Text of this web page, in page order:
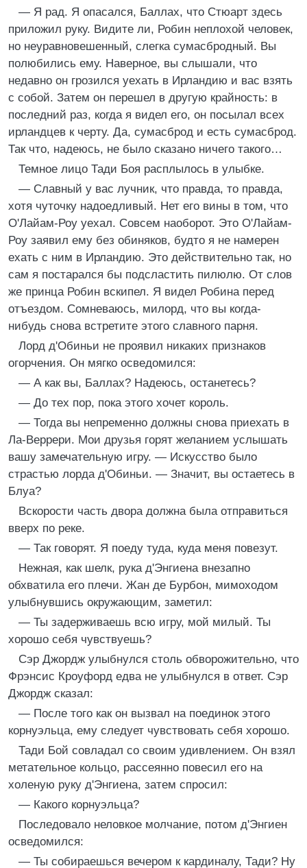
— Я рад. Я опасался, Баллах, что Стюарт здесь
приложил руку. Видите ли, Робин неплохой человек,
но неуравновешенный, слегка сумасбродный. Вы
полюбились ему. Наверное, вы слышали, что
недавно он грозился уехать в Ирландию и вас взять
с собой. Затем он перешел в другую крайность: в
последний раз, когда я видел его, он посылал всех
ирландцев к черту. Да, сумасброд и есть сумасброд.
Так что, надеюсь, не было сказано ничего такого…
Темное лицо Тади Боя расплылось в улыбке.
— Славный у вас лучник, что правда, то правда,
хотя чуточку надоедливый. Нет его вины в том, что
О'Лайам-Роу уехал. Совсем наоборот. Это О'Лайам-
Роу заявил ему без обиняков, будто я не намерен
ехать с ним в Ирландию. Это действительно так, но
сам я постарался бы подсластить пилюлю. От слов
же принца Робин вскипел. Я видел Робина перед
отъездом. Сомневаюсь, милорд, что вы когда-
нибудь снова встретите этого славного парня.
Лорд д'Обиньи не проявил никаких признаков
огорчения. Он мягко осведомился:
— А как вы, Баллах? Надеюсь, останетесь?
— До тех пор, пока этого хочет король.
— Тогда вы непременно должны снова приехать в
Ла-Веррери. Мои друзья горят желанием услышать
вашу замечательную игру. — Искусство было
страстью лорда д'Обиньи. — Значит, вы остаетесь в
Блуа?
Вскорости часть двора должна была отправиться
вверх по реке.
— Так говорят. Я поеду туда, куда меня повезут.
Нежная, как шелк, рука д'Энгиена внезапно
обхватила его плечи. Жан де Бурбон, мимоходом
улыбнувшись окружающим, заметил:
— Ты задерживаешь всю игру, мой милый. Ты
хорошо себя чувствуешь?
Сэр Джордж улыбнулся столь обворожительно, что
Фрэнсис Кроуфорд едва не улыбнулся в ответ. Сэр
Джордж сказал:
— После того как он вызвал на поединок этого
корнуэльца, ему следует чувствовать себя хорошо.
Тади Бой совладал со своим удивлением. Он взял
метательное кольцо, рассеянно повесил его на
холеную руку д'Энгиена, затем спросил:
— Какого корнуэльца?
Последовало неловкое молчание, потом д'Энгиен
осведомился:
— Ты собираешься вечером к кардиналу, Тади? Ну